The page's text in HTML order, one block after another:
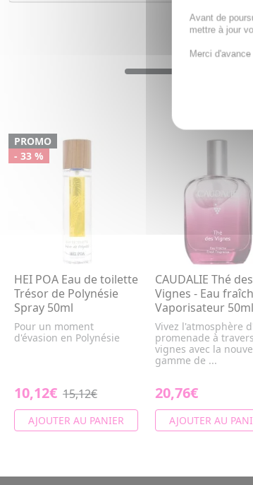
PROMO
- 33 %
HEI POA Eau de toilette
Trésor de Polynésie
Spray 50ml
Pour un moment
d'évasion en Polynésie
10,12€ 15,12€
AJOUTER AU PANIER
CAUDALIE Thé des
Vignes - Eau
Vaporisateur 50ml
Vivez l'atmosphère
promenade à
vignes avec la
gamme de ...
20,76€
AJOUTER AU
Avant de
mettre à jour
Merci